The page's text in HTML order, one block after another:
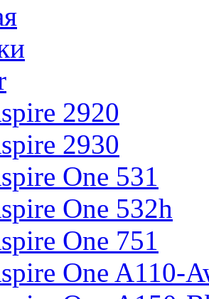
2920
2930
One 531
One 532h
One 751
One A110-